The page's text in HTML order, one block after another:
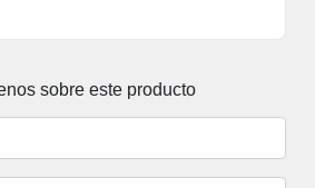
sobre este producto